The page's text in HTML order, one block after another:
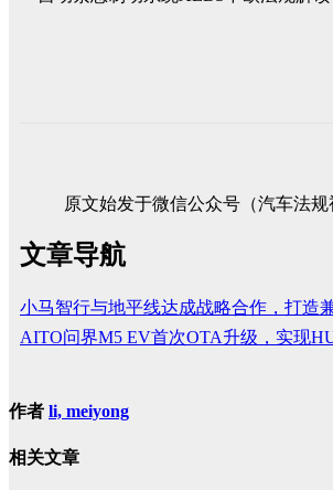
原文始发于微信公众号（汽车法规
文章导航
小马智行与地平线达成战略合作，打造
AITO问界M5 EV首次OTA升级，实现
作者 li, meiyong
相关文章